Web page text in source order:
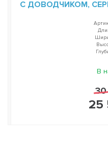
С ДОВОДЧИКОМ,
В
25